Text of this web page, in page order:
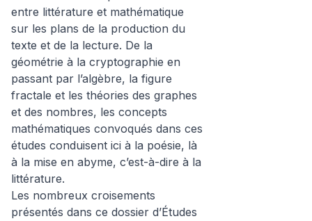
entre littérature et mathématique
sur les plans de la production du
texte et de la lecture. De la
géométrie à la cryptographie en
passant par l’algèbre, la figure
fractale et les théories des graphes
et des nombres, les concepts
mathématiques convoqués dans ces
études conduisent ici à la poésie, là
à la mise en abyme, c’est-à-dire à la
littérature.
Les nombreux croisements
présentés dans ce dossier d’Études